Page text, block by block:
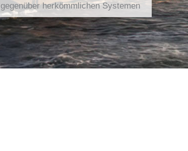
gegenüber herkömmlichen Systemen